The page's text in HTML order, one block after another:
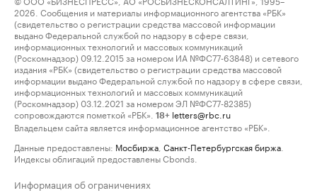
2026. Сообщения и материалы информационного агентства «РБК»
(свидетельство о регистрации средства массовой информации
выдано Федеральной службой по надзору в сфере связи,
информационных технологий и массовых коммуникаций
(Роскомнадзор) 09.12.2015 за номером ИА №ФС77-63848) и сетевого
издания «РБК» (свидетельство о регистрации средства массовой
информации выдано Федеральной службой по надзору в сфере связи,
информационных технологий и массовых коммуникаций
(Роскомнадзор) 03.12.2021 за номером ЭЛ №ФС77-82385)
сопровождаются пометкой «РБК».
18+ letters@rbc.ru
Владельцем сайта является информационное агентство «РБК».
Данные предоставлены: Мосбиржа Санкт-Петербургская биржа
Индексы облигаций предоставлены Cbonds.
Информация об ограничениях